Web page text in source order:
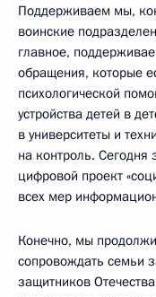
Поддерживаем мы,
воинские
главное,
обращения, которые
психологической
устройства детей в
в университеты и
на контроль.
цифровой проект
всех мер
Конечно, мы
сопровождать семьи
защитников